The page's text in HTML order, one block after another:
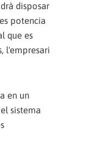
disposar
potencia
que es
l'empresari
en un
sistema